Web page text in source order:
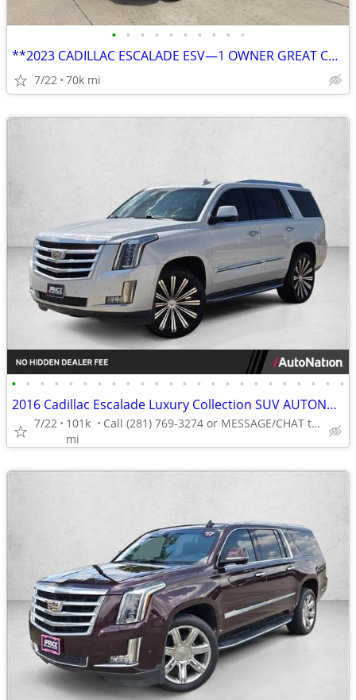
• • • • • • • • • •
**2023 CADILLAC ESCALADE ESV—1 OWNER GREAT CONDITION—CLEAN TITLE**
7/22 70k mi
• • • • • • • • • • • • • • • • • • • • • • • •
2016 Cadillac Escalade Luxury Collection SUV AUTONATION
7/22
101k
mi
Call (281) 769-3274 or MESSAGE/CHAT to confirm availability